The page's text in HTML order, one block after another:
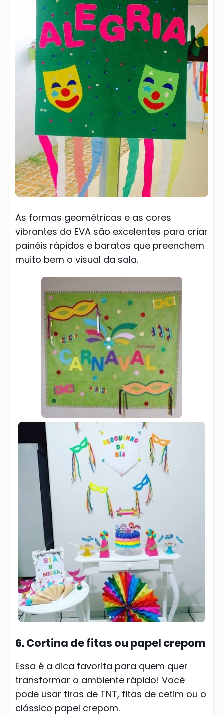
As formas geométricas e as cores
vibrantes do EVA são excelentes para criar
painéis rápidos e baratos que preenchem
muito bem o visual da sala.
6. Cortina de fitas ou papel crepom
Essa é a dica favorita para quem quer
transformar o ambiente rápido! Você
pode usar tiras de TNT, fitas de cetim ou o
clássico papel crepom.